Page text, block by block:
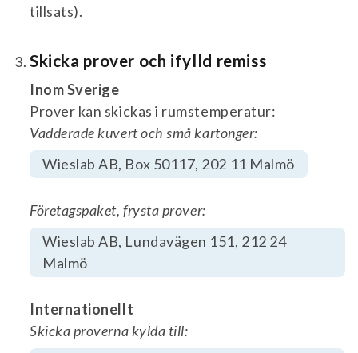
tillsats).
Skicka prover och ifylld remiss
Inom Sverige
Prover kan skickas i rumstemperatur:
Vadderade kuvert och små kartonger:
Wieslab AB, Box 50117, 202 11 Malmö
Företagspaket, frysta prover:
Wieslab AB, Lundavägen 151, 212 24
Malmö
Internationellt
Skicka proverna kylda till: